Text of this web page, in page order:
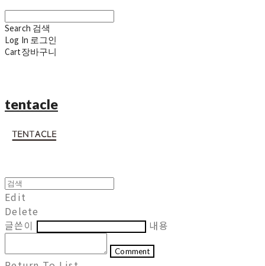
Search 검색
Log In 로그인
Cart장바구니
tentacle
Edit
Delete
글쓴이
내용
Comment